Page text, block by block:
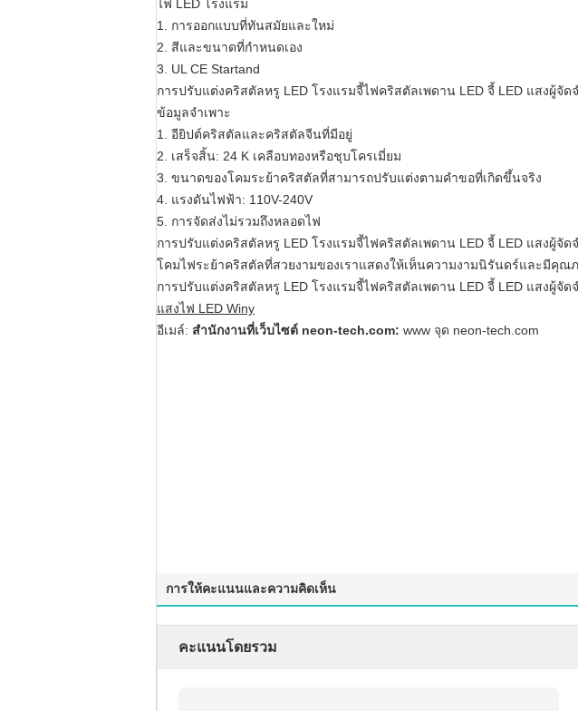
ไฟ LED โรงแรม
1. การออกแบบที่ทันสมัยและใหม่
2. สีและขนาดที่กำหนดเอง
3. UL CE Startand
การปรับแต่งคริสตัลหรู LED โรงแรมจี้ไฟคริสตัลเพดาน LED จี้ LED แสงผู้
ข้อมูลจำเพาะ
1. อียิปต์คริสตัลและคริสตัลจีนที่มีอยู่
2. เสร็จสิ้น: 24 K เคลือบทองหรือชุบโครเมี่ยม
3. ขนาดของโคมระย้าคริสตัลที่สามารถปรับแต่งตามคำขอที่เกิดขึ้นจริง
4. แรงดันไฟฟ้า: 110V-240V
5. การจัดส่งไม่รวมถึงหลอดไฟ
การปรับแต่งคริสตัลหรู LED โรงแรมจี้ไฟคริสตัลเพดาน LED จี้ LED แสงผู้
โคมไฟระย้าคริสตัลที่สวยงามของเราแสดงให้เห็นความงามนิรันดร์และมีคุณ
การปรับแต่งคริสตัลหรู LED โรงแรมจี้ไฟคริสตัลเพดาน LED จี้ LED แสงผู้
แสงไฟ LED Winy
อีเมล์: สำนักงานที่เว็บไซต์ neon-tech.com: www จุด neon-tech.com
การให้คะแนนและความคิดเห็น
คะแนนโดยรวม